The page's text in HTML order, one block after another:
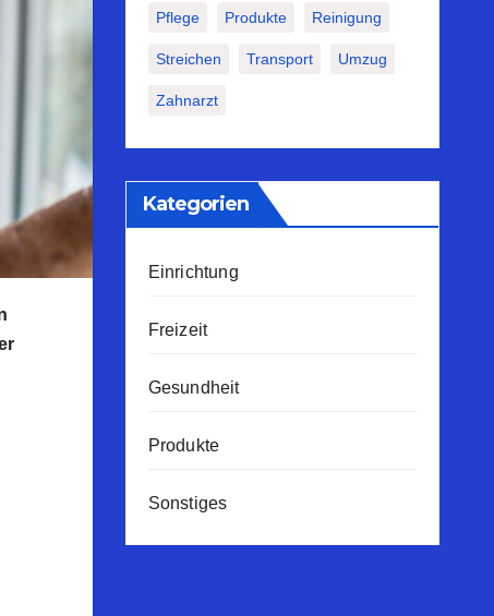
Pflege Produkte Reinigung
Streichen Transport Umzug
Zahnarzt
Kategorien
Einrichtung
Freizeit
Gesundheit
Produkte
Sonstiges